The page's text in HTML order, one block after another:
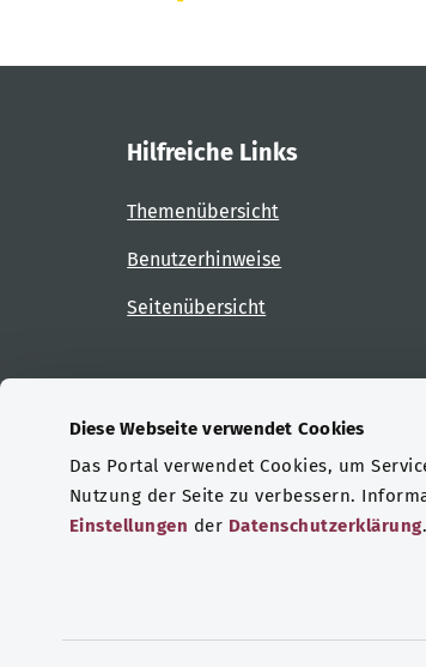
Diese Webseite verwendet Cookies
Das Portal verwendet Cookies, um
Nutzung der Seite zu verbessern.
Einstellungen der Datenschutzerklärung.
Hilfreiche Links
Themenübersicht
Benutzerhinweise
Seitenübersicht
Zertifizierungen